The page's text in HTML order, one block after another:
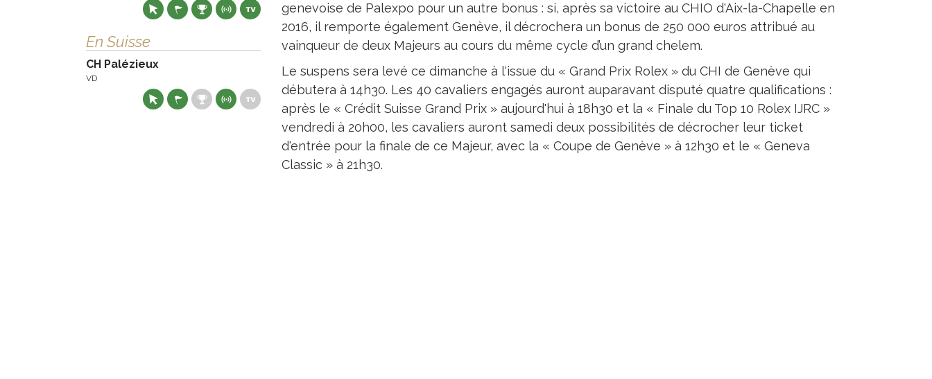
genevoise de Palexpo pour un autre bonus : si, après sa victoire au CHIO d'Aix-la-Chapelle en
2016, il remporte également Genève, il décrochera un bonus de 250 000 euros attribué au
vainqueur de deux Majeurs au cours du même cycle d’un grand chelem.
Le suspens sera levé ce dimanche à l'issue du « Grand Prix Rolex » du CHI de Genève qui
débutera à 14h30. Les 40 cavaliers engagés auront auparavant disputé quatre qualifications :
après le « Crédit Suisse Grand Prix » aujourd'hui à 18h30 et la « Finale du Top 10 Rolex IJRC »
vendredi à 20h00, les cavaliers auront samedi deux possibilités de décrocher leur ticket
d'entrée pour la finale de ce Majeur, avec la « Coupe de Genève » à 12h30 et le « Geneva
Classic » à 21h30.
En Suisse
CH Palézieux
VD